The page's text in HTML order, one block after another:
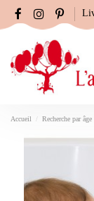
Accueil Recherche par âge